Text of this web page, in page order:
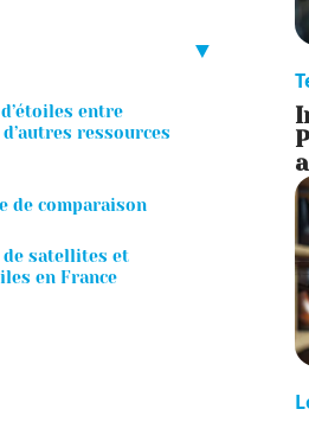
entre
ressources
de comparaison
satellites et
en France